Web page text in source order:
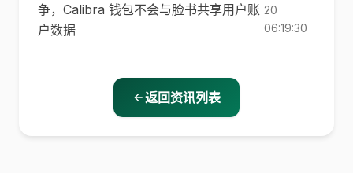
争，Calibra 钱包不会与脸书共享用户账
户数据
20
06:19:30
返回资讯列表